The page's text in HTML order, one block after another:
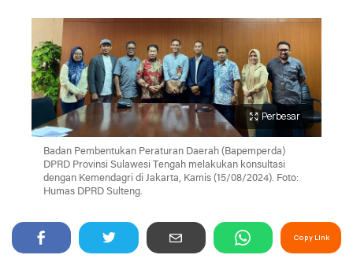
Perbesar
Badan Pembentukan Peraturan Daerah (Bapemperda)
DPRD Provinsi Sulawesi Tengah melakukan konsultasi
dengan Kemendagri di Jakarta, Kamis (15/08/2024). Foto:
Humas DPRD Sulteng.
Copy Link